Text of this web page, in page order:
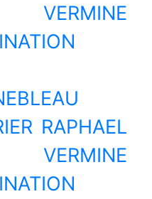
RAPHAEL